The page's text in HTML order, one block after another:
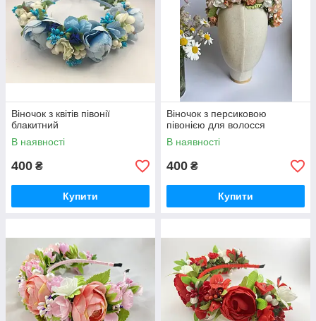
Віночок з квітів півонії
блакитний
В наявності
400 ₴
Купити
Віночок з персиковою
півонією для волосся
В наявності
400 ₴
Купити